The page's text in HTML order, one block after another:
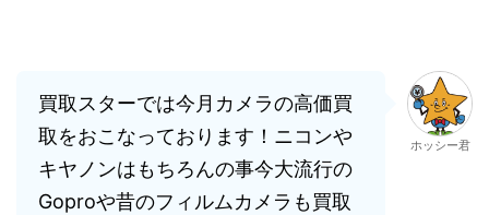
買取スターでは今月カメラの高価買
取をおこなっております！ニコンや
キヤノンはもちろんの事今大流行の
Goproや昔のフィルムカメラも買取
ホッシー君